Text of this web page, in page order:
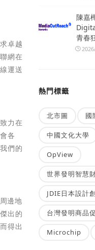
卓越
網在
運送
力在
各
們的
邊地
出的
得出
陳嘉
青春
熱門標籤
北市圖 國
中國文化大學
OpView
世界發明智慧
JDIE日本設計
台灣發明商品
Microchip